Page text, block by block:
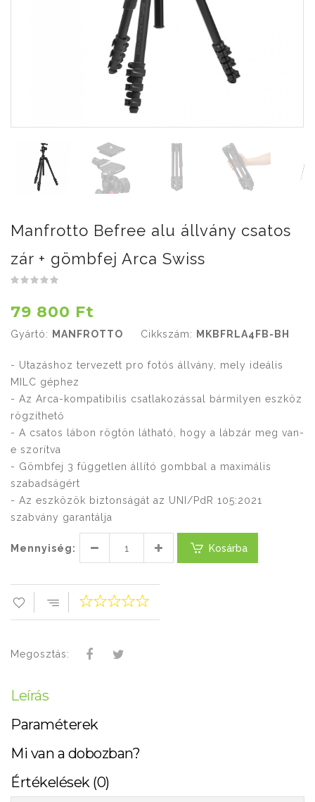
Manfrotto Befree alu állvány csatos
zár + gömbfej Arca Swiss
79 800 Ft
Gyártó: MANFROTTO Cikkszám: MKBFRLA4FB-BH
- Utazáshoz tervezett pro fotós állvány, mely ideális
MILC géphez
- Az Arca-kompatibilis csatlakozással bármilyen eszköz
rögzíthető
- A csatos lábon rögtön látható, hogy a lábzár meg van-
e szorítva
- Gömbfej 3 független állító gombbal a maximális
szabadságért
- Az eszközök biztonságát az UNI/PdR 105:2021
szabvány garantálja
Mennyiség: Kosárba
Megosztás:
Leírás
Paraméterek
Mi van a dobozban?
Értékelések (0)